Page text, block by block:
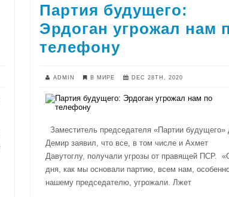
Партия будущего:
Эрдоган угрожал нам
телефону
ADMIN В МИРЕ DEC 28TH, 2020
Заместитель председателя «Партии будущего»
Демир заявил, что все, в том числе и Ахмет
Давутоглу, получали угрозы от правящей ПСР.
дня, как мы основали партию, всем нам,
нашему председателю, угрожали. Лжет